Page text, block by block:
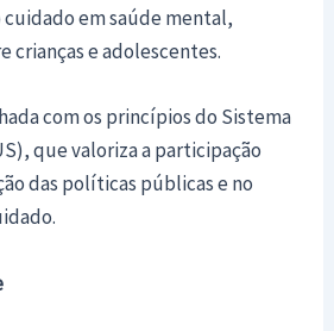
cuidado em saúde mental,
crianças e adolescentes.
com os princípios do Sistema
que valoriza a participação
das políticas públicas e no